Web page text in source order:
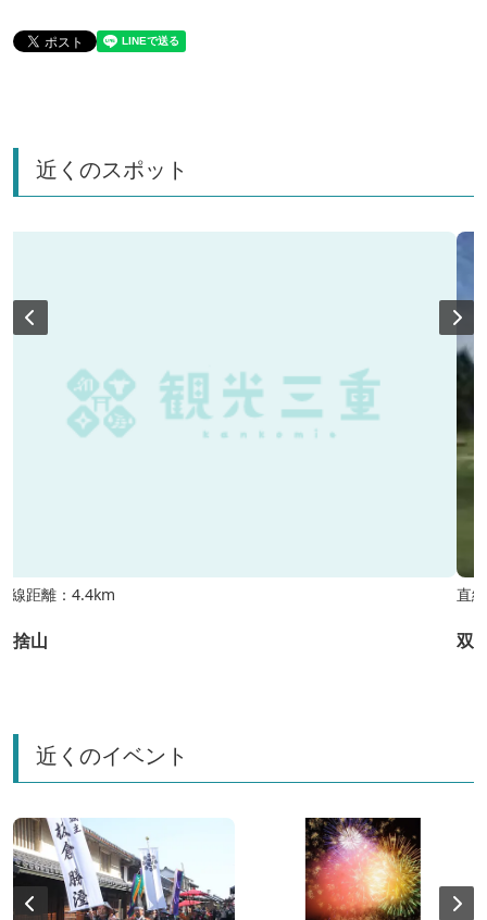
近くのスポット
線距離：4.4km
捨山
直
双
近くのイベント